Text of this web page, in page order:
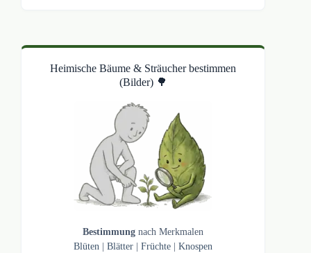
Heimische Bäume & Sträucher bestimmen
(Bilder) 🌳
Bestimmungnach Merkmalen
Blüten |Blätter |Früchte |Knospen